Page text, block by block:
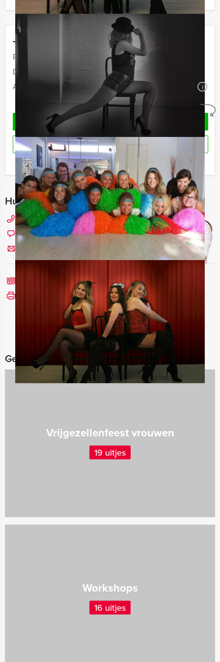
Jouw uitje
Prijs:
€ 44,50 excl. BTW
Duur:
1 uur en 30 minuten
Aantal:
Minimaal 12 personen i
Geheel vrijblijvend
VRAAG VRIJBLIJVEND OFFERTE AAN
RESERVEREN
Ik heb een vraag over dit uitje
Hulp nodig bij het kiezen?
0229 - 309 000
Chat met Angela
Stuur ons een mailtje
Bekijk printbare versie
Gerelateerde categorieën
Vrijgezellenfeest vrouwen
19 uitjes
Workshops
16 uitjes